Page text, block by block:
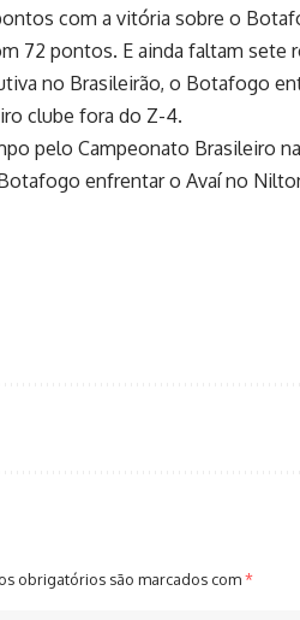
com a vitória sobre o
72 pontos. E ainda faltam sete
no Brasileirão, o Botafogo
clube fora do Z-4.
pelo Campeonato Brasileiro
enfrentar o Avaí no
obrigatórios são marcados com*